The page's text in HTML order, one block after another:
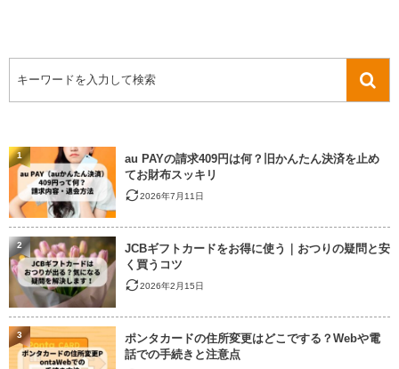
au PAYの請求409円は何？旧かんたん決済を止め
てお財布スッキリ
2026年7月11日
1
JCBギフトカードをお得に使う｜おつりの疑問と安
く買うコツ
2026年2月15日
2
ポンタカードの住所変更はどこでする？Webや電
話での手続きと注意点
3